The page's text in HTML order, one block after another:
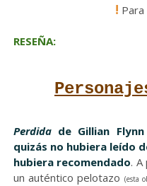
! Para
RESEÑA:
Perdidade Gillian
quizás no hubiera leído
hubiera recomendado.
un auténtico pelotazo (esta